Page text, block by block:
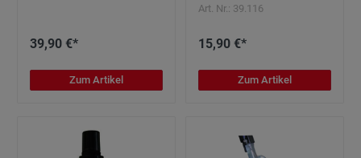
39,90 €*
Zum Artikel
Art. Nr.: 39.116
15,90 €*
Zum Artikel